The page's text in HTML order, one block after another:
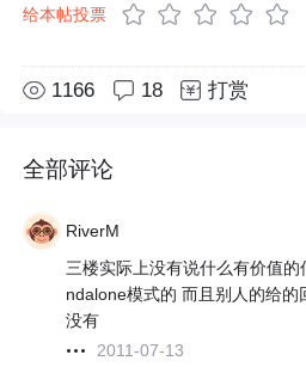
给本帖投票
1166 18 打赏
全部评论
RiverM
三楼实际上没有说什么有价值
ndalone模式的 而且别人的给的
没有
2011-07-13